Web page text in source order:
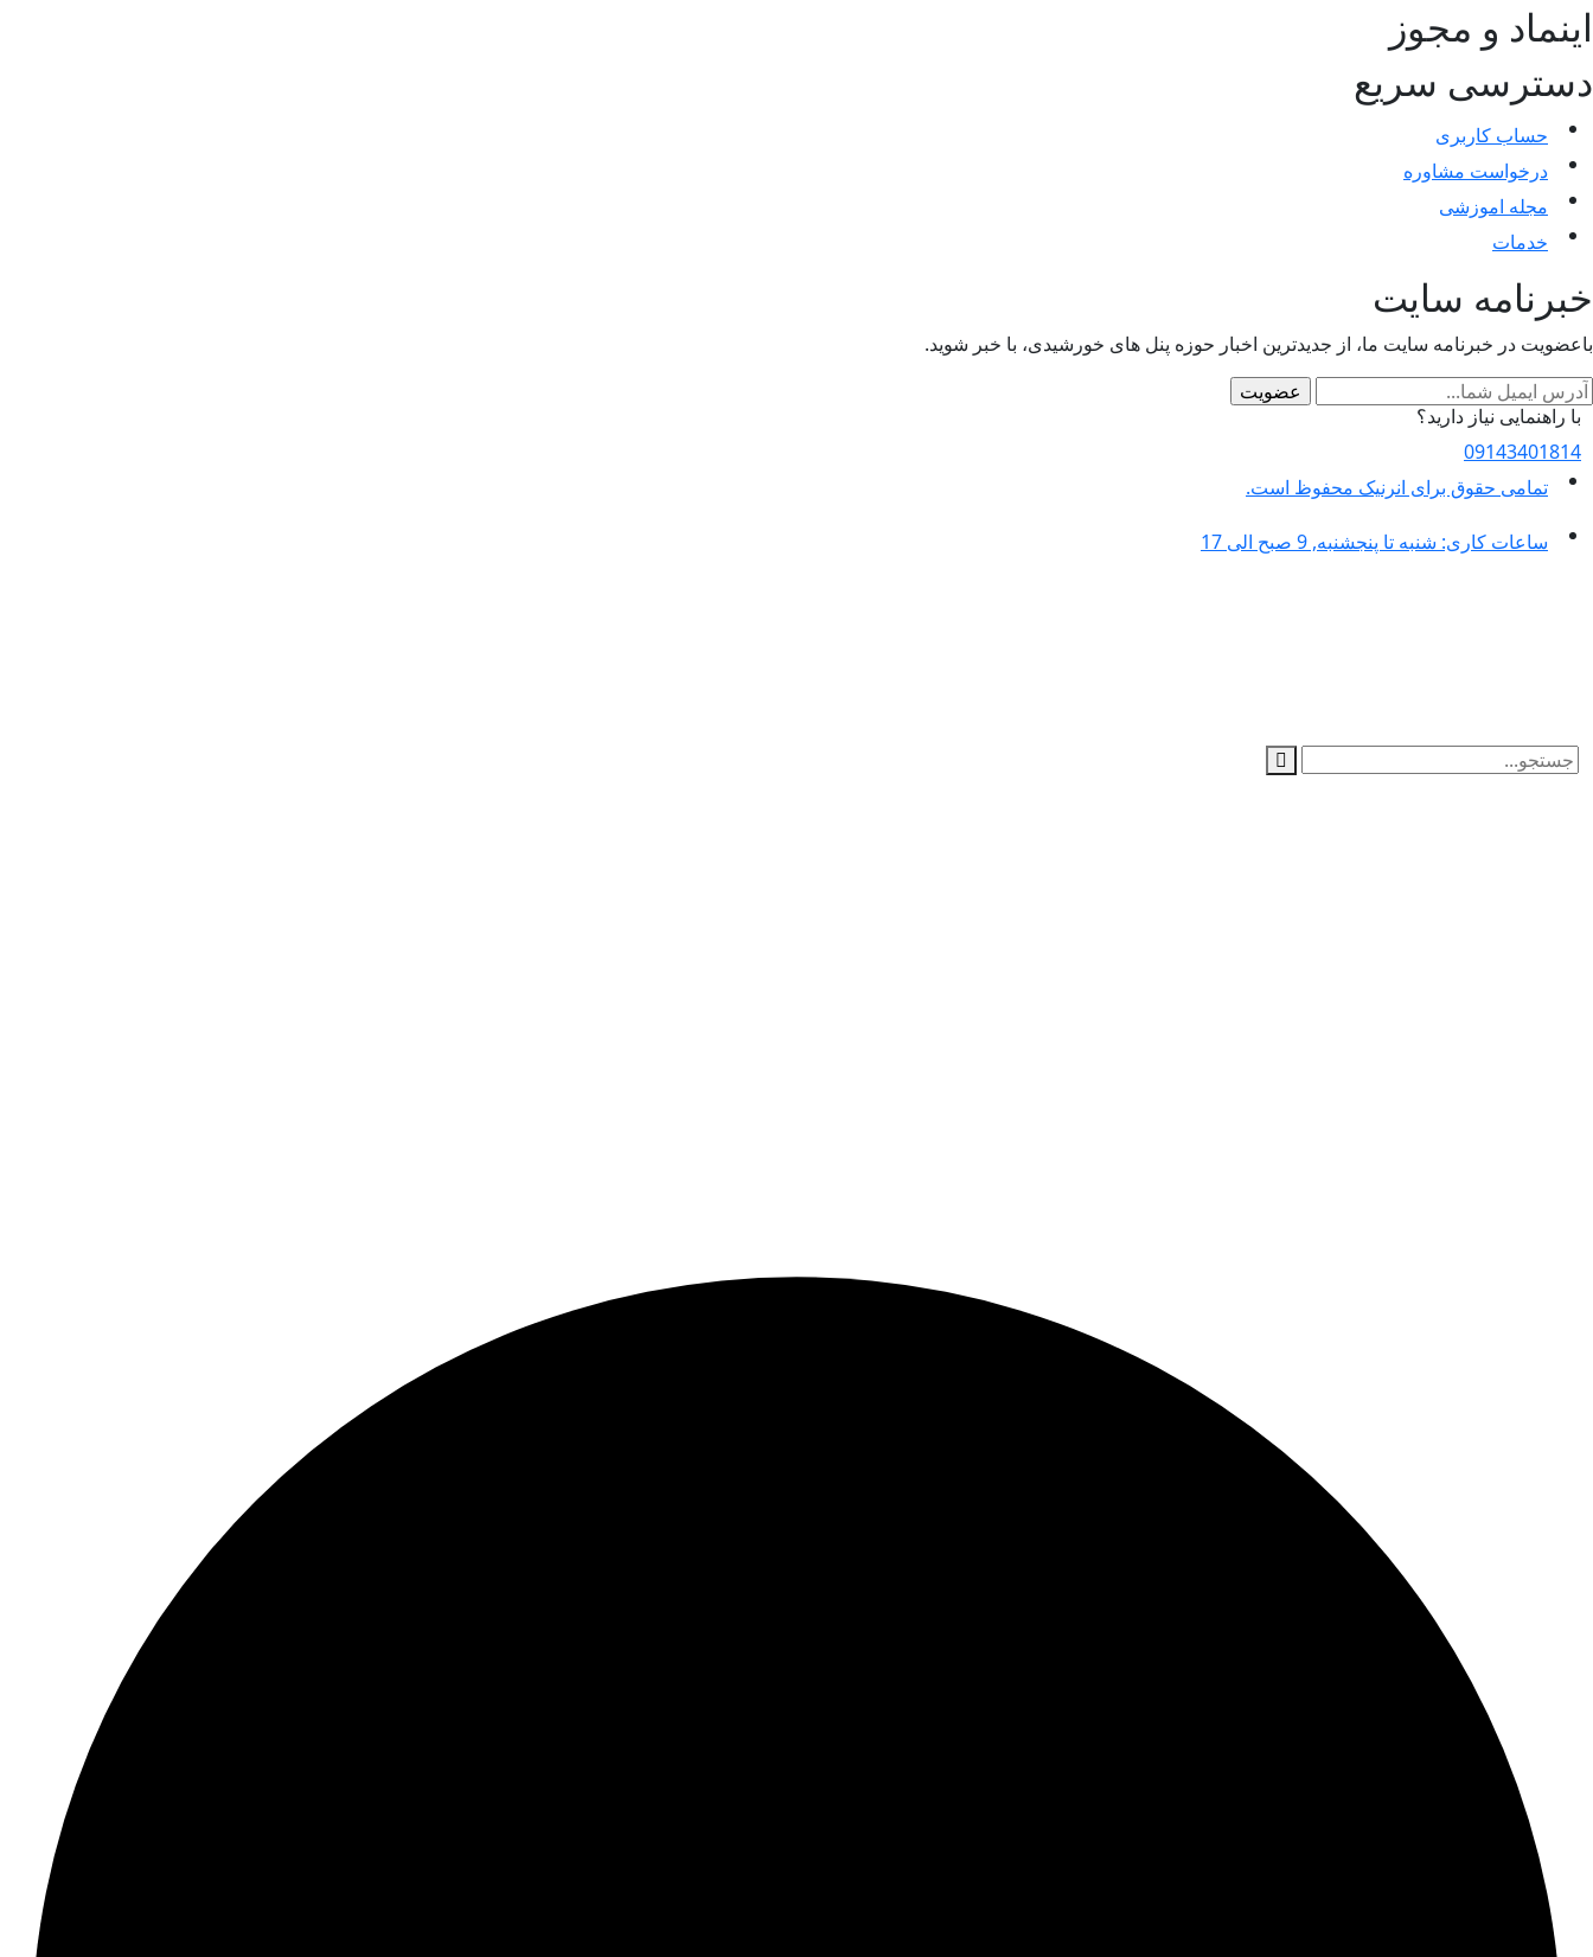
اینماد و مجوز
دسترسی سریع
حساب کاربری
درخواست مشاوره
مجله اموزشی
خدمات
خبرنامه سایت
باعضویت در خبرنامه سایت ما، از جدیدترین اخبار حوزه پنل های خورشیدی، با خبر شوید.
با راهنمایی نیاز دارید؟
09143401814
تمامی حقوق برای انرنیک محفوظ است.
ساعات کاری: شنبه تا پنجشنبه, 9 صبح الی 17